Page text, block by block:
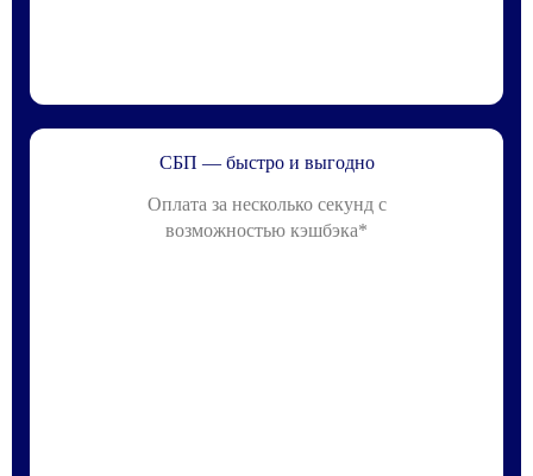
СБП — быстро и выгодно
Оплата за несколько секунд с
возможностью кэшбэка*